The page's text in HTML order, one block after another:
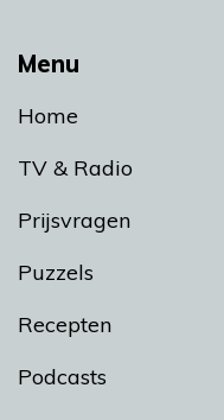
Menu
Home
TV & Radio
Prijsvragen
Puzzels
Recepten
Podcasts